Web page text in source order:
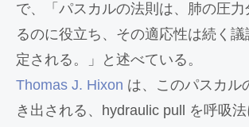
で、「パスカルの法則は、肺の圧
るのに役立ち、その適応性は続く議
定される。」と述べている。
Thomas J. Hixon は、このパスカル
き出される、hydraulic pull を呼吸